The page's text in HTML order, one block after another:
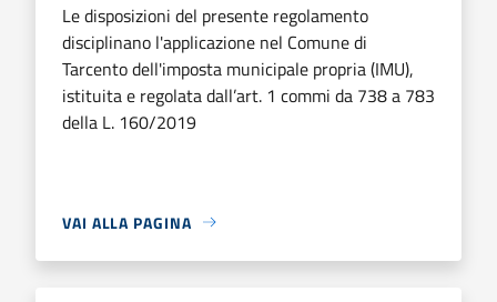
Le disposizioni del presente regolamento
disciplinano l'applicazione nel Comune di
Tarcento dell'imposta municipale propria (IMU),
istituita e regolata dall’art. 1 commi da 738 a 783
della L. 160/2019
VAI ALLA PAGINA